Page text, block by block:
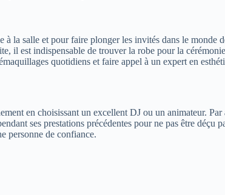
la salle et pour faire plonger les invités dans le monde
il est indispensable de trouver la robe pour la
quotidiens et faire appel à un expert en
en choisissant un excellent DJ ou un animateur.
ses prestations précédentes pour ne pas être déçu
personne de confiance.